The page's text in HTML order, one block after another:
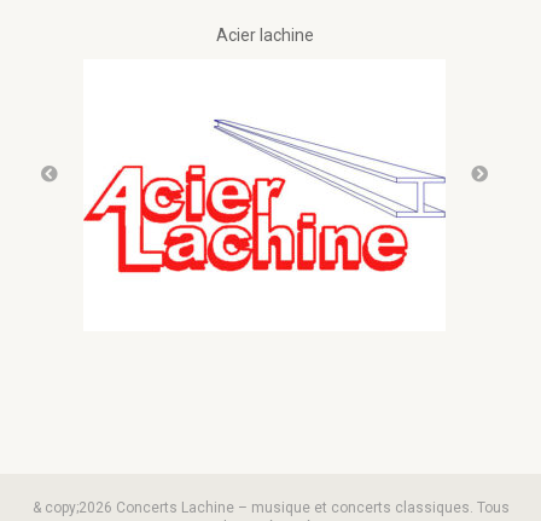
Acier lachine
& copy;2026 Concerts Lachine – musique et concerts classiques. Tous